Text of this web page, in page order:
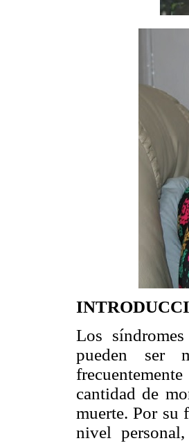
Los
pueden ser
cantidad de
muerte. Por su
nivel